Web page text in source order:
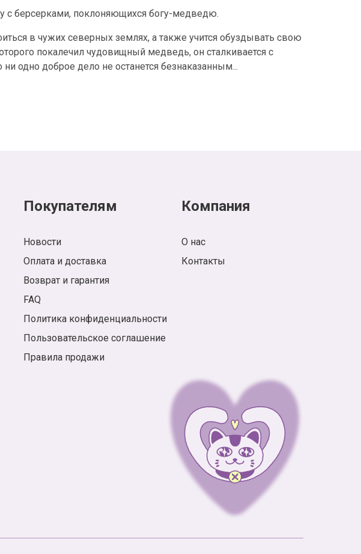
с берсерками, поклоняющихся богу-медведю.
в чужих северных землях, а также учится обуздывать свою
покалечил чудовищный медведь, он сталкивается с
одно доброе дело не останется безнаказанным...
Покупателям
Новости
Оплата и доставка
Возврат и гарантия
FAQ
Политика конфиденциальности
Пользовательское соглашение
Правила продажи
Компания
О нас
Контакты